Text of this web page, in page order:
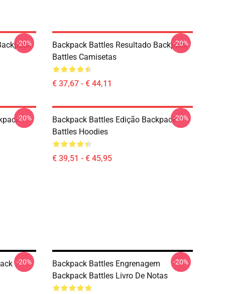
-20%
Backpack Battles Resultado Backpack
Battles Camisetas
€ 37,67 - € 44,11
-20%
-20%
Backpack Battles Edição Backpack
Battles Hoodies
€ 39,51 - € 45,95
-20%
-20%
Backpack Battles Engrenagem
Backpack Battles Livro De Notas
-20%